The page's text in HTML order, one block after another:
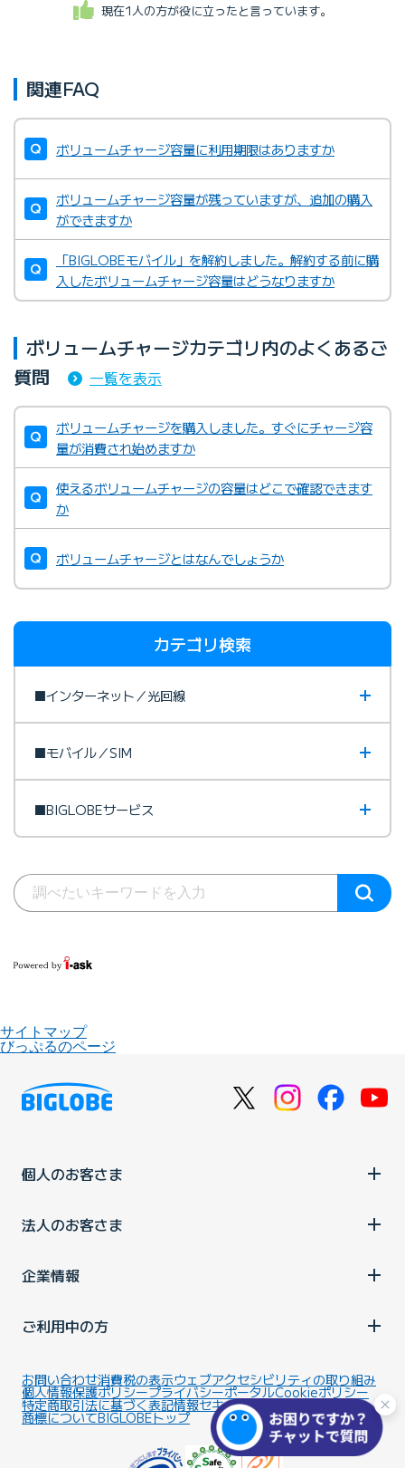
現在1人の方が役に立ったと言っています。
関連FAQ
ボリュームチャージ容量に利用期限はありますか
ボリュームチャージ容量が残っていますが、追加の購入
ができますか
「BIGLOBEモバイル」を解約しました。解約する前に購
入したボリュームチャージ容量はどうなりますか
ボリュームチャージカテゴリ内のよくあるご
質問
一覧を表示
ボリュームチャージを購入しました。すぐにチャージ容
量が消費され始めますか
使えるボリュームチャージの容量はどこで確認できます
か
ボリュームチャージとはなんでしょうか
カテゴリ検索
■インターネット／光回線
■モバイル／SIM
■BIGLOBEサービス
サイトマップ
びっぷるのページ
個人のお客さま
法人のお客さま
企業情報
ご利用中の方
お問い合わせ消費税の表示ウェブアクセシビリティの取り組み
個人情報保護ポリシープライバシーポータルCookieポリシー
特定商取引法に基づく表記情報セキュリティ基本方針
商標についてBIGLOBEトップ